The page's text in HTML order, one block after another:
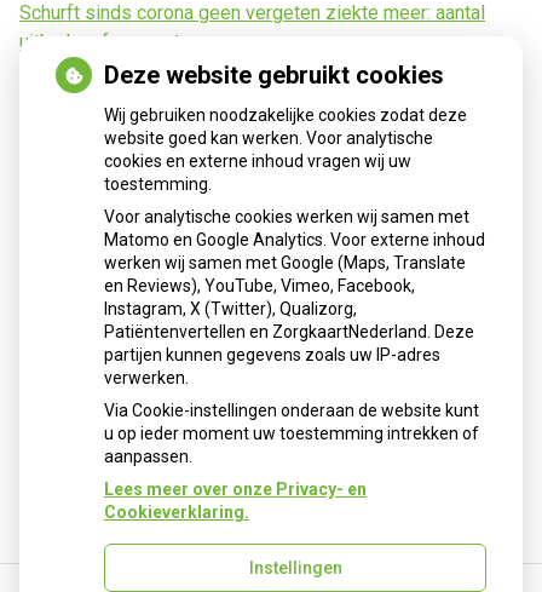
Schurft sinds corona geen vergeten ziekte meer: aantal
uitbraken fors gestegen
Stoppen met afslankmedicijnen betekent zonder
leefstijlaanpassingen weer gewichtstoename
Kookadvies drinkwater in provincie Utrecht vanwege
besmetting
Terugroepactie babyvoeding Nestlé: bacterie kan baby’s
ziek maken
Pharmaself
Ook kunt u uw medicatie 24 uur per dag, 7 dagen per week
Deze website gebruikt cookies
Wij gebruiken noodzakelijke cookies zodat deze
website goed kan werken. Voor analytische
cookies en externe inhoud vragen wij uw
toestemming.
Voor analytische cookies werken wij samen met
Matomo en Google Analytics. Voor externe inhoud
werken wij samen met Google (Maps, Translate
en Reviews), YouTube, Vimeo, Facebook,
Instagram, X (Twitter), Qualizorg,
Patiëntenvertellen en ZorgkaartNederland. Deze
partijen kunnen gegevens zoals uw IP-adres
verwerken.
Via Cookie-instellingen onderaan de website kunt
u op ieder moment uw toestemming intrekken of
aanpassen.
Lees meer over onze Privacy- en
Cookieverklaring.
Instellingen